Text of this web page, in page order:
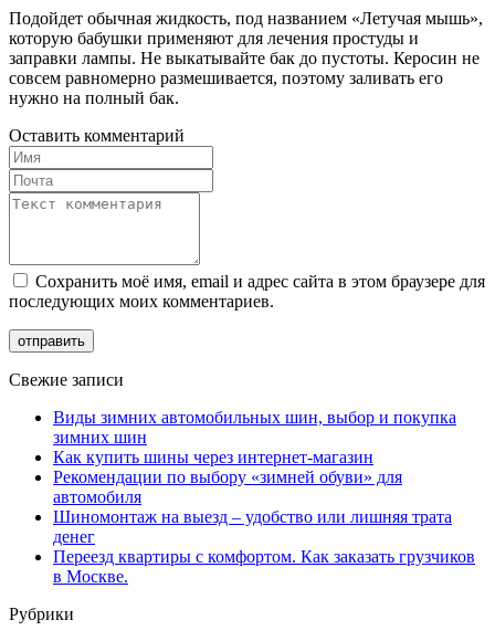
Подойдет обычная жидкость, под названием «Летучая мышь»,
которую бабушки применяют для лечения простуды и
заправки лампы. Не выкатывайте бак до пустоты. Керосин не
совсем равномерно размешивается, поэтому заливать его
нужно на полный бак.
Оставить комментарий
Сохранить моё имя, email и адрес сайта в этом браузере для
последующих моих комментариев.
Свежие записи
Виды зимних автомобильных шин, выбор и покупка
зимних шин
Как купить шины через интернет-магазин
Рекомендации по выбору «зимней обуви» для
автомобиля
Шиномонтаж на выезд – удобство или лишняя трата
денег
Переезд квартиры с комфортом. Как заказать грузчиков
в Москве.
Рубрики